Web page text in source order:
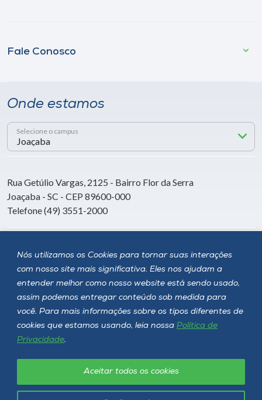
Nós utilizamos os Cookies para tornar suas interações
com nosso site mais significativa. Eles nos ajudam a
entender melhor como nosso website está sendo usado,
assim podemos entregar conteúdo sob medida para
você. Para mais informações sobre os tipos diferentes de
cookies que estamos usando, leia nossa Política de
Privacidade.
Aceitar todos os cookies
Fale Conosco
Onde estamos
Selecione o campus
Rua Getúlio Vargas, 2125 - Bairro Flor da Serra
Joaçaba - SC - CEP 89600-000
Telefone (49) 3551-2000
Siga a Unoesc
Política de privacidade LGPD